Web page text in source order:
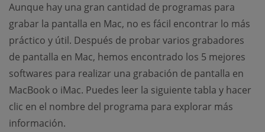
Aunque hay una gran cantidad de programas para
grabar la pantalla en Mac, no es fácil encontrar lo más
práctico y útil. Después de probar varios grabadores
de pantalla en Mac, hemos encontrado los 5 mejores
softwares para realizar una grabación de pantalla en
MacBook o iMac. Puedes leer la siguiente tabla y hacer
clic en el nombre del programa para explorar más
información.